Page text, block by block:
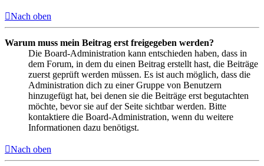
Nach oben
Warum muss mein Beitrag erst freigegeben werden?
Die Board-Administration kann entschieden haben, dass in
dem Forum, in dem du einen Beitrag erstellt hast, die Beiträge
zuerst geprüft werden müssen. Es ist auch möglich, dass die
Administration dich zu einer Gruppe von Benutzern
hinzugefügt hat, bei denen sie die Beiträge erst begutachten
möchte, bevor sie auf der Seite sichtbar werden. Bitte
kontaktiere die Board-Administration, wenn du weitere
Informationen dazu benötigst.
Nach oben